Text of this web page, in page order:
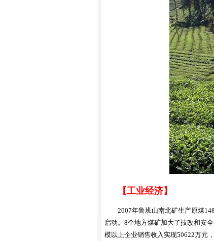
【工业经济】
2007年鲁班山南北矿生产原煤
启动。8个地方煤矿加大了技改和安
模以上企业销售收入实现50622万元